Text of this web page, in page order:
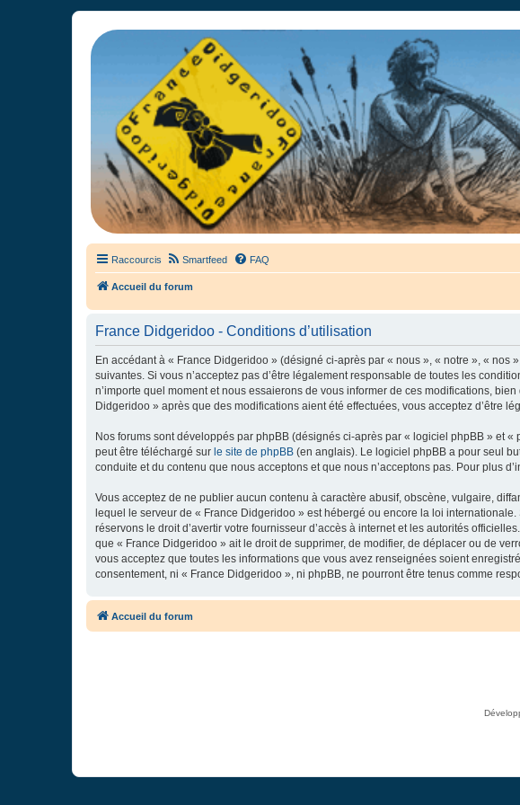
France Didgeridoo
Didgeridoo et Guimbarde sur France Didgeridoo - retrouvez la communauté.
Raccourcis Smartfeed FAQ
Accueil du forum
France Didgeridoo - Conditions d’utilisation
En accédant à « France Didgeridoo » (désigné ci-après par « nous », « notre », «
suivantes. Si vous n’acceptez pas d’être légalement responsable de toutes les
n’importe quel moment et nous essaierons de vous informer de ces modifications,
Didgeridoo » après que des modifications aient été effectuées, vous acceptez d’être
Nos forums sont développés par phpBB (désignés ci-après par « logiciel phpBB » et
peut être téléchargé sur le site de phpBB (en anglais). Le logiciel phpBB a pour seul
conduite et du contenu que nous acceptons et que nous n’acceptons pas. Pour plus
Vous acceptez de ne publier aucun contenu à caractère abusif, obscène, vulgaire,
lequel le serveur de « France Didgeridoo » est hébergé ou encore la loi
réservons le droit d’avertir votre fournisseur d’accès à internet et les autorités
que « France Didgeridoo » ait le droit de supprimer, de modifier, de déplacer ou de
vous acceptez que toutes les informations que vous avez renseignées soient
consentement, ni « France Didgeridoo », ni phpBB, ne pourront être tenus comme
Accueil du forum